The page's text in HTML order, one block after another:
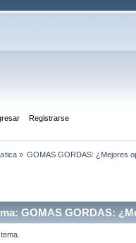
Registrarse
» GOMAS GORDAS: ¿Mejores
GOMAS GORDAS: